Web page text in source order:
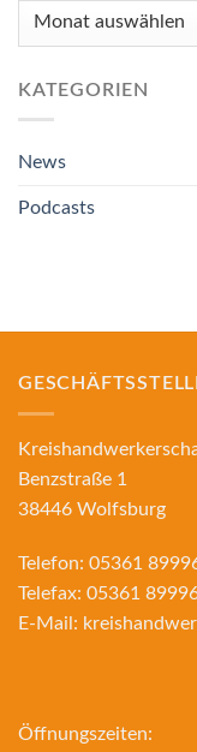
Archiv
KATEGORIEN
News
Podcasts
Benzstraße 1
38446 Wolfsburg
Telefon: 05361
Telefax: 05361
E-Mail:
Öffnungszeiten: